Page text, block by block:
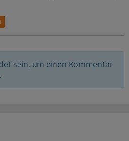
sein, um einen Kommentar